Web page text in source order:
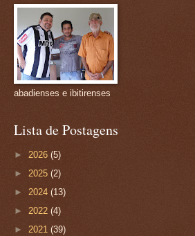
abadienses e ibitirenses
Lista de Postagens
► 2026 (5)
► 2025 (2)
► 2024 (13)
► 2022 (4)
► 2021 (39)